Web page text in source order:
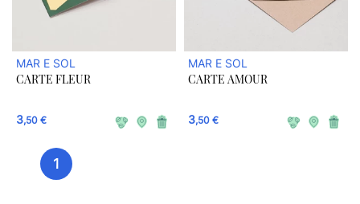
MAR E SOL
CARTE FLEUR
3,50 €
MAR E SOL
CARTE AMOUR
3,50 €
1